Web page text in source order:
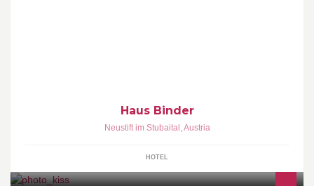
Haus Binder
Neustift im Stubaital ,Austria
HOTEL